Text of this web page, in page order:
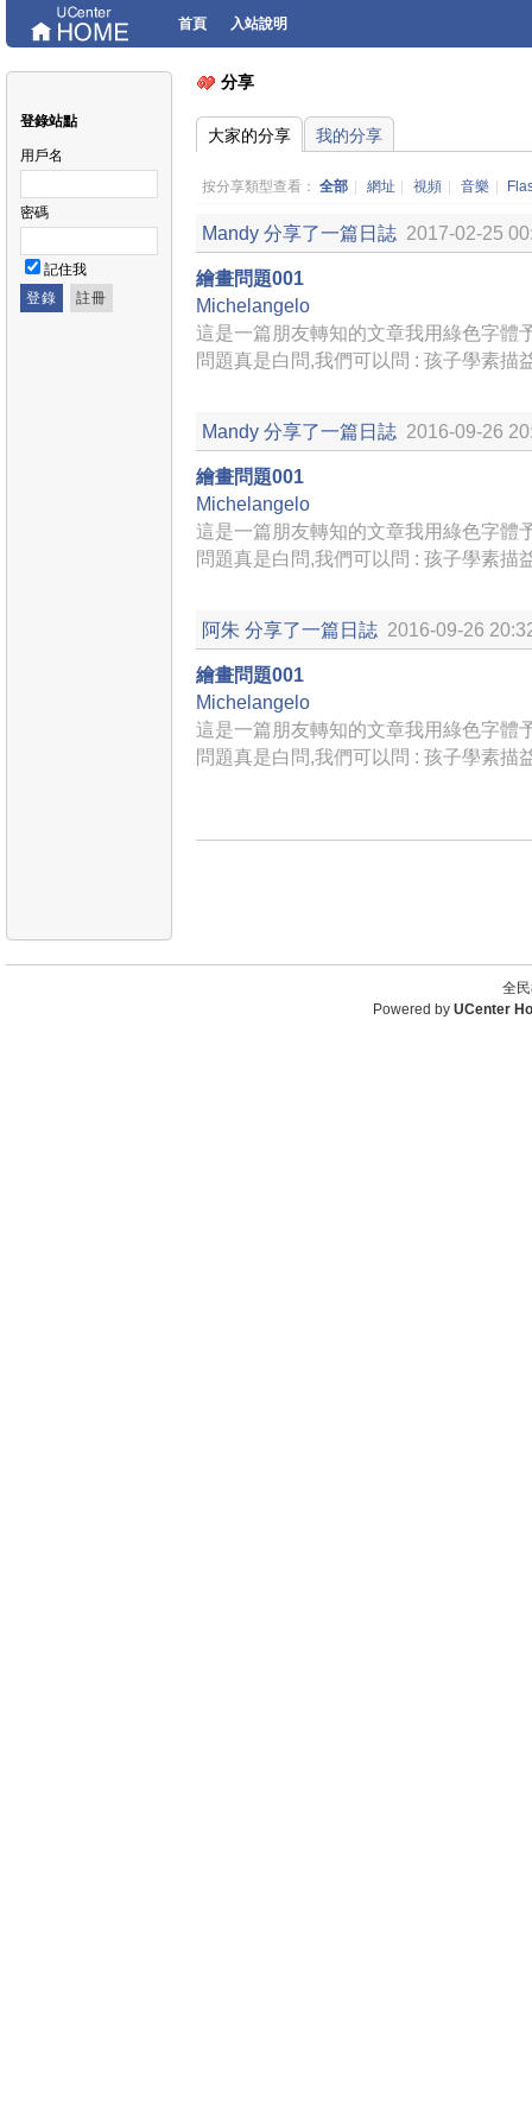
首頁 入站說明
登錄站點
用戶名
密碼
記住我
分享
大家的分享 我的分享
按分享類型查看： 全部 網址 視頻 音樂
Mandy 分享了一篇日誌 2017-02-25
繪畫問題001
Michelangelo
這是一篇朋友轉知的文章我用綠色字
問題真是白問,我們可以問 : 孩子學素描
Mandy 分享了一篇日誌 2016-09-26
繪畫問題001
Michelangelo
這是一篇朋友轉知的文章我用綠色字
問題真是白問,我們可以問 : 孩子學素描
阿朱 分享了一篇日誌 2016-09-26
繪畫問題001
Michelangelo
這是一篇朋友轉知的文章我用綠色字
問題真是白問,我們可以問 : 孩子學素描
全
Powered by UCenter